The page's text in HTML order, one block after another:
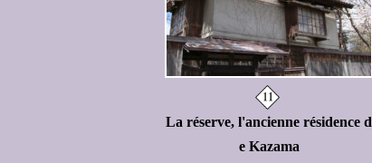
La réserve, l'ancienne résidence d
e Kazama